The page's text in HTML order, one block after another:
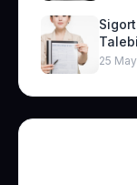
25